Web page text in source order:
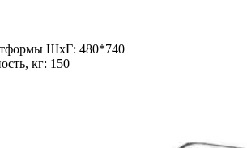
ШxГ: 480*740
кг: 150